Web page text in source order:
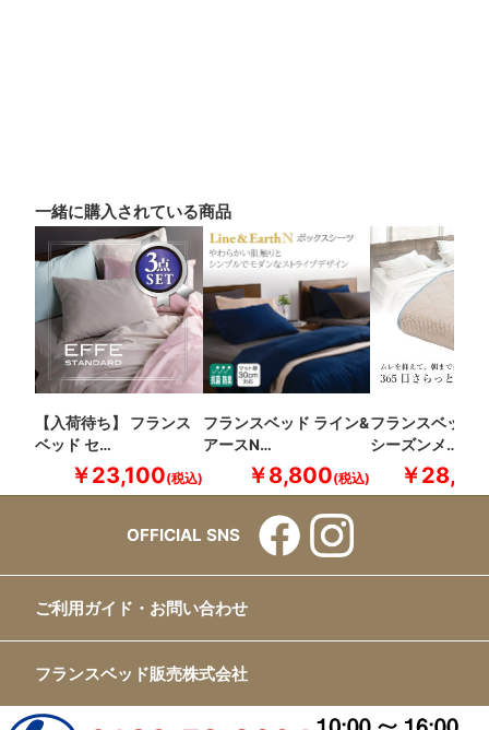
一緒に購入されている商品
【入荷待ち】 フランス
ベッド セ…
￥23,100
フランスベッド ライン&
アースN…
￥8,800
フランスベッド
シーズンメ…
￥
OFFICIAL SNS
ご利用ガイド・お問い合わせ
フランスベッド販売株式会社